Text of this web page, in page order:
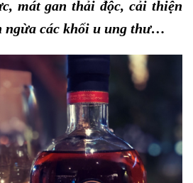
mát gan thải độc, cải thiện
ngừa các khối u ung thư…